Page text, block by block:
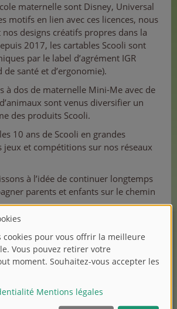
maternelle sont Disney, Universal
motifs en lien avec ces licences, nous
designs créatifs propres dans la
2017, les cartables Scooli sont
par le label d’agrément IGR
santé et d’ergonomie).
à dos de maternelle Mini-Me avec de
sont venus diversifier un
des produits Scooli.
10 ans de Scooli en grandes
jeux et compétitions sur nos réseaux
à l’idée de continuer longtemps
parents et enfants sur le chemin